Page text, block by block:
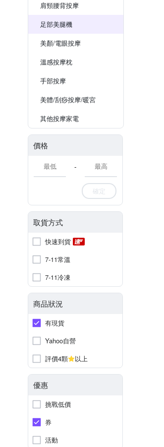
肩頸腰背按摩
足部美腿機
美顏/電眼按摩
溫感按摩枕
手部按摩
美體/刮痧按摩/暖宮
其他按摩家電
價格
-
確定
取貨方式
快速到貨
7-11常溫
7-11冷凍
商品狀況
有現貨
Yahoo自營
評價4顆
以上
優惠
挑戰低價
券
活動